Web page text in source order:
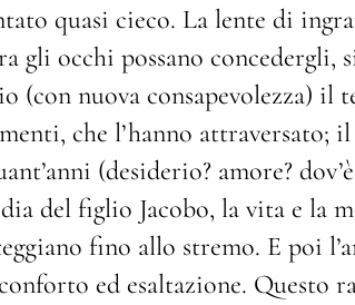
quasi cieco. La lente di
gli occhi possano
(con nuova consapevolezza) il
che l’hanno attraversato;
(desiderio? amore?
del figlio Jacobo, la vita e la
fino allo stremo. E poi
ed esaltazione. Questo